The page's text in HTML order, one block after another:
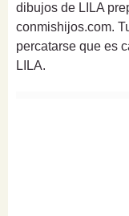
dibujos de LILA
conmishijos.com.
percatarse que es
LILA.